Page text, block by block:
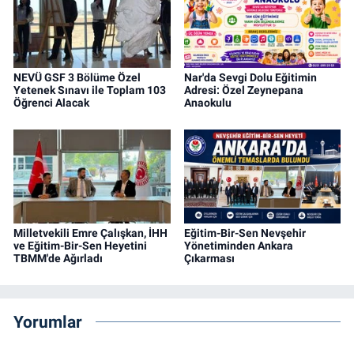
NEVÜ GSF 3 Bölüme Özel
Yetenek Sınavı ile Toplam 103
Öğrenci Alacak
Nar'da Sevgi Dolu Eğitimin
Adresi: Özel Zeynepana
Anaokulu
Milletvekili Emre Çalışkan, İHH
ve Eğitim-Bir-Sen Heyetini
TBMM'de Ağırladı
Eğitim-Bir-Sen Nevşehir
Yönetiminden Ankara
Çıkarması
Yorumlar